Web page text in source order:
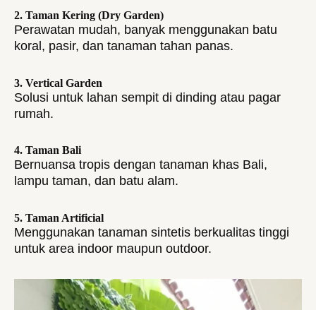
2. Taman Kering (Dry Garden)
Perawatan mudah, banyak menggunakan batu
koral, pasir, dan tanaman tahan panas.
3. Vertical Garden
Solusi untuk lahan sempit di dinding atau pagar
rumah.
4. Taman Bali
Bernuansa tropis dengan tanaman khas Bali,
lampu taman, dan batu alam.
5. Taman Artificial
Menggunakan tanaman sintetis berkualitas tinggi
untuk area indoor maupun outdoor.